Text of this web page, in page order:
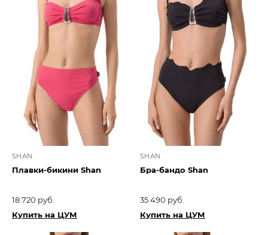
SHAN
Плавки-бикини Shan
18 720 руб.
Купить на ЦУМ
SHAN
Бра-бандо Shan
35 490 руб.
Купить на ЦУМ